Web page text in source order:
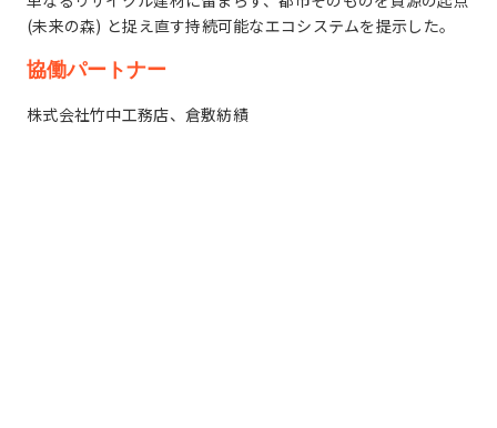
(未来の森) と捉え直す持続可能なエコシステムを提示した。
協働パートナー
株式会社竹中工務店、倉敷紡績